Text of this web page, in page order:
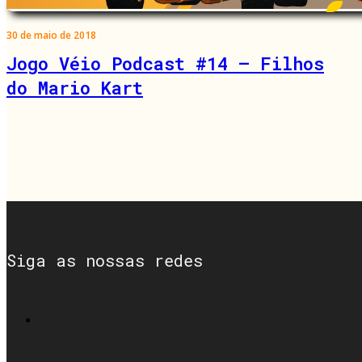
30 de maio de 2018
Jogo Véio Podcast #14 – Filhos
do Mario Kart
Siga as nossas redes